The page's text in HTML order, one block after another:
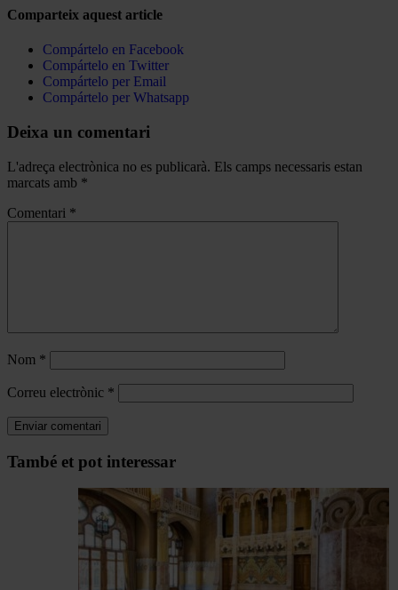
Comparteix aquest article
Compártelo en Facebook
Compártelo en Twitter
Compártelo per Email
Compártelo per Whatsapp
Deixa un comentari
L'adreça electrònica no es publicarà. Els camps necessaris estan
marcats amb *
Comentari *
Nom *
Correu electrònic *
Navegar
També et pot interessar